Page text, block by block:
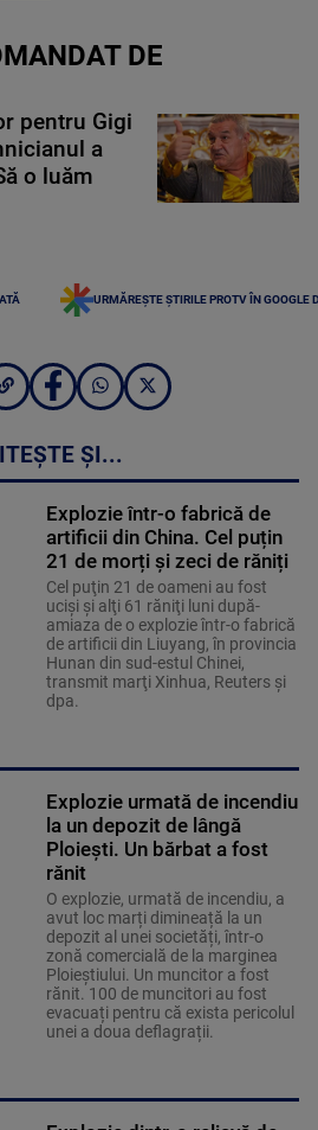
DE
pentru Gigi
a
o luăm
URMĂREȘTE ȘTIRILE PROTV ÎN GOOGLE
ȘI...
Explozie într-o fabrică de
artificii din China. Cel puțin
21 de morți și zeci de răniți
Cel puţin 21 de oameni au fost
ucişi şi alţi 61 răniţi luni după-
amiaza de o explozie într-o fabrică
de artificii din Liuyang, în provincia
Hunan din sud-estul Chinei,
transmit marţi Xinhua, Reuters şi
dpa.
Explozie urmată de incendiu
la un depozit de lângă
Ploiești. Un bărbat a fost
rănit
O explozie, urmată de incendiu, a
avut loc marți dimineață la un
depozit al unei societăți, într-o
zonă comercială de la marginea
Ploieștiului. Un muncitor a fost
rănit. 100 de muncitori au fost
evacuați pentru că exista pericolul
unei a doua deflagrații.